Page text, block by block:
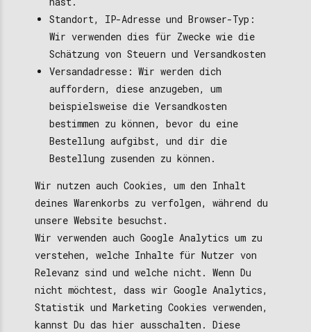
Standort, IP-Adresse und Browser-Typ:
Wir verwenden dies für Zwecke wie die
Schätzung von Steuern und Versandkosten
Versandadresse: Wir werden dich
auffordern, diese anzugeben, um
beispielsweise die Versandkosten
bestimmen zu können, bevor du eine
Bestellung aufgibst, und dir die
Bestellung zusenden zu können.
Wir nutzen auch Cookies, um den Inhalt
deines Warenkorbs zu verfolgen, während du
unsere Website besuchst.
Wir verwenden auch Google Analytics um zu
verstehen, welche Inhalte für Nutzer von
Relevanz sind und welche nicht. Wenn Du
nicht möchtest, dass wir Google Analytics,
Statistik und Marketing Cookies verwenden,
kannst Du das hier ausschalten. Diese